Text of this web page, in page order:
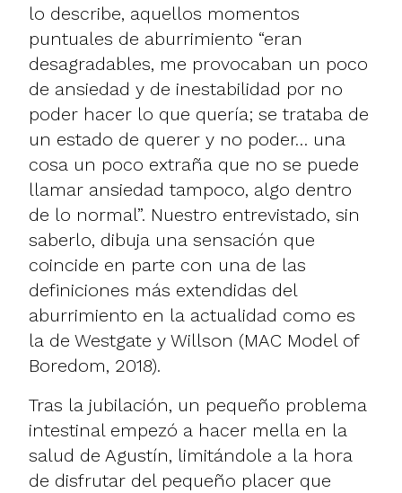
lo describe, aquellos momentos
puntuales de aburrimiento “eran
desagradables, me provocaban un poco
de ansiedad y de inestabilidad por no
poder hacer lo que quería; se trataba de
un estado de querer y no poder… una
cosa un poco extraña que no se puede
llamar ansiedad tampoco, algo dentro
de lo normal”. Nuestro entrevistado, sin
saberlo, dibuja una sensación que
coincide en parte con una de las
definiciones más extendidas del
aburrimiento en la actualidad como es
la de Westgate y Willson (MAC Model of
Boredom, 2018).
Tras la jubilación, un pequeño problema
intestinal empezó a hacer mella en la
salud de Agustín, limitándole a la hora
de disfrutar del pequeño placer que